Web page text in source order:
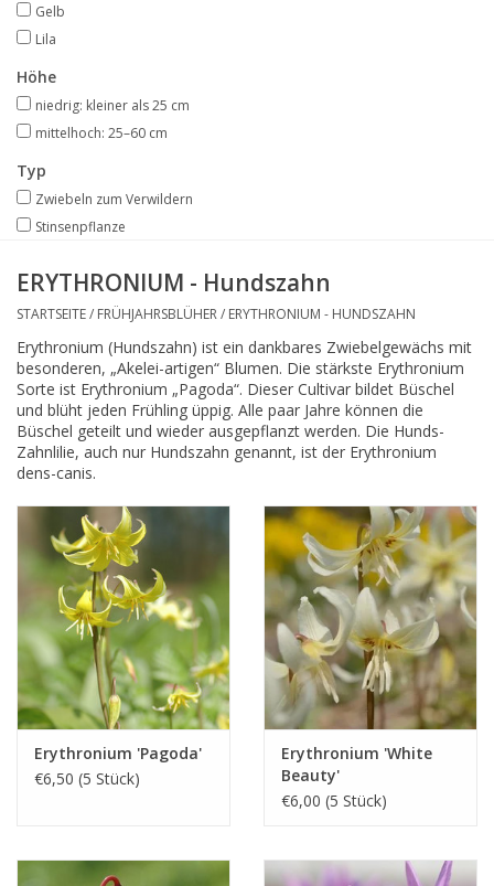
Beratung
Unser Garten!
Starke Zwiebel Tage
Neuigkeiten
Gelb
Lila
Höhe
niedrig: kleiner als 25 cm
mittelhoch: 25–60 cm
Typ
Zwiebeln zum Verwildern
Stinsenpflanze
ERYTHRONIUM - Hundszahn
STARTSEITE/ FRÜHJAHRSBLÜHER/ ERYTHRONIUM - HUNDSZAHN
Erythronium (Hundszahn) ist ein dankbares Zwiebelgewächs mit
besonderen, „Akelei-artigen“ Blumen. Die stärkste Erythronium
Sorte ist Erythronium „Pagoda“. Dieser Cultivar bildet Büschel
und blüht jeden Frühling üppig. Alle paar Jahre können die
Büschel geteilt und wieder ausgepflanzt werden. Die Hunds-
Zahnlilie, auch nur Hundszahn genannt, ist der Erythronium
dens-canis.
Erythronium 'Pagoda'
€6,50 (5 Stück)
Erythronium 'White
Beauty'
€6,00 (5 Stück)